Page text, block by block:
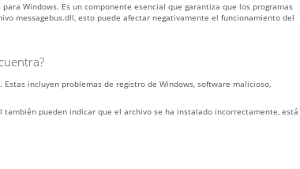
Windows. Es un componente esencial que garantiza que los programas
messagebus.dll, esto puede afectar negativamente el funcionamiento del
incluyen problemas de registro de Windows, software malicioso,
pueden indicar que el archivo se ha instalado incorrectamente, está